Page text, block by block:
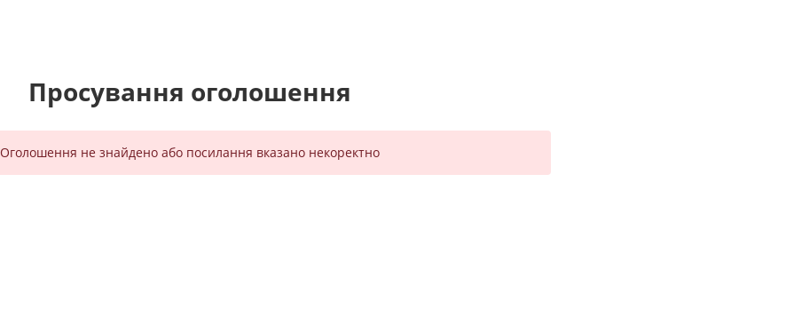
Просування оголошення
Оголошення не знайдено або посилання вказано некоректно